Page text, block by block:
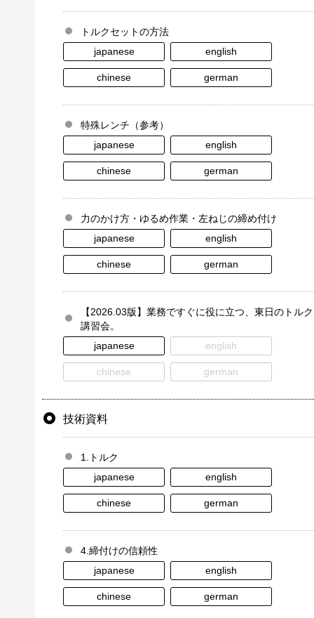
トルクセットの方法
japanese
english
chinese german
特殊レンチ（参考）
japanese
english
chinese german
力のかけ方・ゆるめ作業・左ねじの締め付け
japanese
english
chinese german
【2026.03版】業務ですぐに役に立つ、東日のトルク
講習会。
japanese
english
chinese german
技術資料
1.トルク
japanese
english
chinese german
4.締付けの信頼性
japanese
english
chinese german